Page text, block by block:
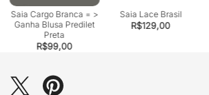
Saia Cargo Branca = >
Ganha Blusa Predilet
Preta
R$99,00
Saia Lace Brasil
R$129,00